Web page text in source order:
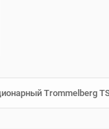
Trommelberg